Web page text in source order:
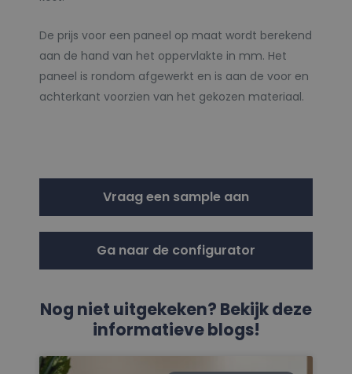
De prijs voor een paneel op maat wordt berekend
aan de hand van het oppervlakte in mm. Het
paneel is rondom afgewerkt en is aan de voor en
achterkant voorzien van het gekozen materiaal.
Vraag een sample aan
Ga naar de configurator
Nog niet uitgekeken? Bekijk deze
informatieve blogs!